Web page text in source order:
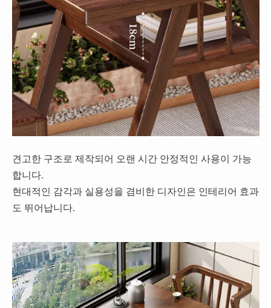
견고한 구조로 제작되어 오랜 시간 안정적인 사용이 가능
합니다.
현대적인 감각과 실용성을 겸비한 디자인은 인테리어 효과
도 뛰어납니다.